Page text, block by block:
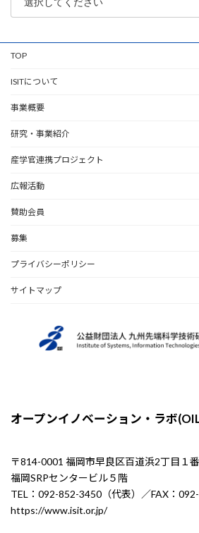
TOP
ISITについて
事業概要
研究・事業紹介
産学官連携プロジェクト
広報活動
賛助会員
募集
プライバシーポリシー
サイトマップ
オープンイノベーション・ラボ
〒814-0001 福岡市早良区百道浜2丁目１
福岡SRPセンタービル５階
TEL：092-852-3450（代表）／FAX：
https://www.isit.or.jp/